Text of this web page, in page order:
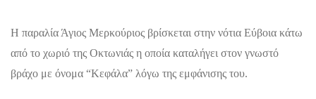
Η παραλία Άγιος Μερκούριος βρίσκεται στην νότια Εύβοια κάτω
από το χωριό της Οκτωνιάς η οποία καταλήγει στον γνωστό
βράχο με όνομα “Κεφάλα” λόγω της εμφάνισης του.